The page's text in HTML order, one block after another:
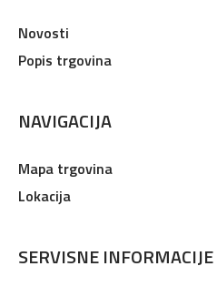
Novosti
Popis trgovina
NAVIGACIJA
Mapa trgovina
Lokacija
SERVISNE INFORMACIJE